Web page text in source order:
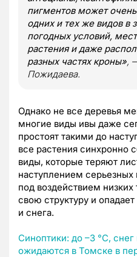
пигментов может
одних и тех же видов в
погодных условий,
растения и даже
разных частях кроны»,
Пожидаева.
Однако не все деревья
многие виды ивы даже
простоят такими до
все растения синхронно
виды, которые теряют
наступлением
под воздействием низких
свою структуру и
и снега.
Синоптики: до –3 °C,
ожидаются в Томске в